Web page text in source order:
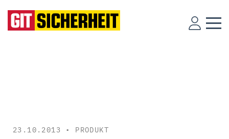
23.10.2013 • PRODUKT